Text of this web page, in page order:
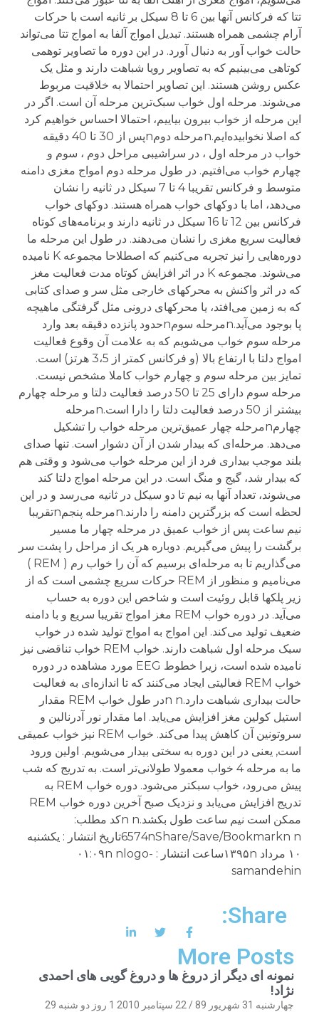
Share:
More Posts
نمونه ای دیگر از دروغ ها و دروغ گویی های احمدی
نژاد!
چهارشنبه 31 شهریور 89 / 22 سپتامبر 2010 1 روز دو شنبه 29